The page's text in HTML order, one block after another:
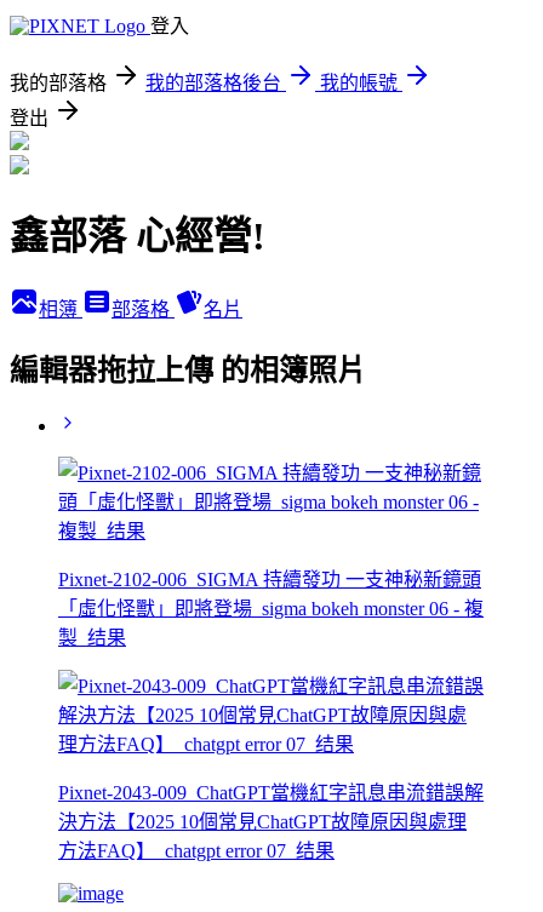
登入
我的部落格 我的部落格後台
我的帳號
登出
鑫部落 心經營!
相簿 部落格 名片
編輯器拖拉上傳 的相簿照片
Pixnet-2102-006_SIGMA 持續發功 一支神秘新鏡頭
「虛化怪獸」即將登場_sigma bokeh monster 06 - 複
製_结果
Pixnet-2043-009_ChatGPT當機紅字訊息串流錯誤解
決方法【2025 10個常見ChatGPT故障原因與處理
方法FAQ】_chatgpt error 07_结果